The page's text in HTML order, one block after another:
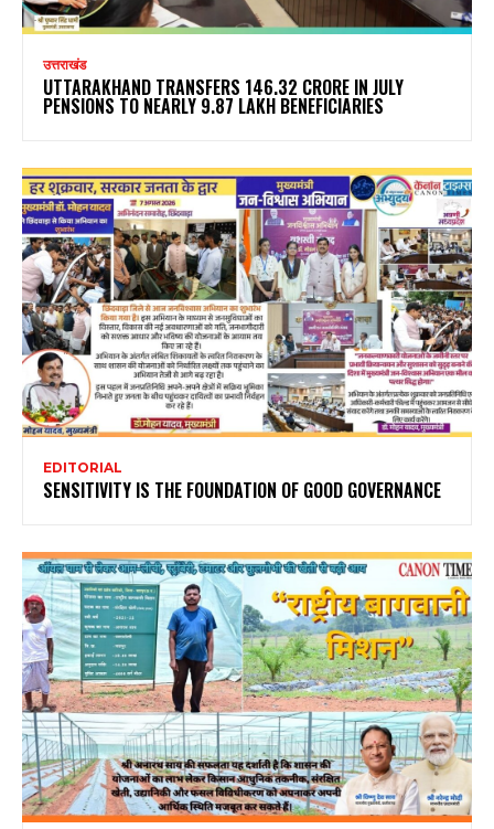
उत्तराखंड
UTTARAKHAND TRANSFERS ₹146.32 CRORE IN JULY
PENSIONS TO NEARLY 9.87 LAKH BENEFICIARIES
EDITORIAL
SENSITIVITY IS THE FOUNDATION OF GOOD GOVERNANCE